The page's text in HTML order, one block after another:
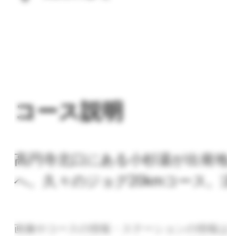
コース説明
高円寺北口にある小杉湯が出発
へ。久々のジョグ20kmコース。
画像やコースの情報・ステーションの情報